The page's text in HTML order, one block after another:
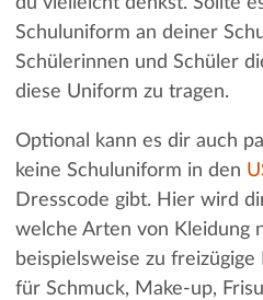
Schuluniform an deiner
Schülerinnen und Schüler
diese Uniform zu tragen.
Optional kann es dir auch
keine Schuluniform in den
Dresscode gibt. Hier wird
welche Arten von Kleidung
beispielsweise zu
für Schmuck, Make-up,